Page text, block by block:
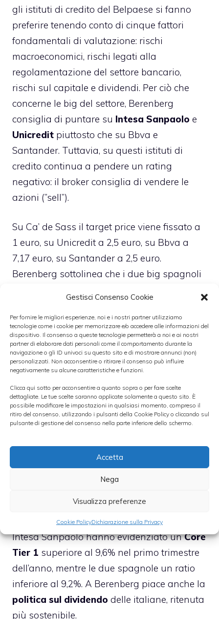
Gestisci Consenso Cookie
Per fornire le migliori esperienze, noi e i nostri partner utilizziamo
tecnologie come i cookie per memorizzare e/o accedere alle informazioni del
dispositivo. Il consenso a queste tecnologie permetterà a noi e ai nostri
partner di elaborare dati personali come il comportamento durante la
navigazione o gli ID univoci su questo sito e di mostrare annunci (non)
personalizzati. Non acconsentire o ritirare il consenso può influire
negativamente su alcune caratteristiche e funzioni.
Clicca qui sotto per acconsentire a quanto sopra o per fare scelte
dettagliate. Le tue scelte saranno applicate solamente a questo sito. È
possibile modificare le impostazioni in qualsiasi momento, compreso il
ritiro del consenso, utilizzando i pulsanti della Cookie Policy o cliccando sul
pulsante di gestione del consenso nella parte inferiore dello schermo.
Accetta
Nega
Visualizza preferenze
Cookie PolicyDichiarazione sulla Privacy
gli istituti di credito del Belpaese si fanno
preferire tenendo conto di cinque fattori
fondamentali di valutazione: rischi
macroeconomici, rischi legati alla
regolamentazione del settore bancario,
rischi sul capitale e dividendi. Per ciò che
concerne le big del settore, Berenberg
consiglia di puntare su Intesa Sanpaolo e
Unicredit piuttosto che su Bbva e
Santander. Tuttavia, su questi istituti di
credito continua a pendere un rating
negativo: il broker consiglia di vendere le
azioni (”sell”).
Su Ca’ de Sass il target price viene fissato a
1 euro, su Unicredit a 2,5 euro, su Bbva a
7,17 euro, su Santander a 2,5 euro.
Berenberg sottolinea che i due big spagnoli
broker intravedemaggiori rischi per le
banche spagnolea causa della maggiore
percezione del rischio sul debito sovrano che
gli investitori hanno sulla Spagna rispetto
all’Italia.
►MOODY’S PROMUOVE LE BANCHE
AMERICANE
Berenberg ricorda anche che le banche
spagnole sono più esposte a
sono meglio posizionate se si considerano i
requisiti diBasilea 3. Infatti, Unicredit e
Intesa Sanpaolo hanno evidenziato unCore
Tier 1 superiore al 9,6% nel primo trimestre
dell’anno, mentre le due spagnole un ratio
inferiore al 9,2%. A Berenberg piace anche la
politica sul dividendo delle italiane, ritenuta
più sostenibile.